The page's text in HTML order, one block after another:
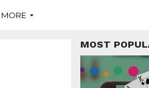
MORE
MOST